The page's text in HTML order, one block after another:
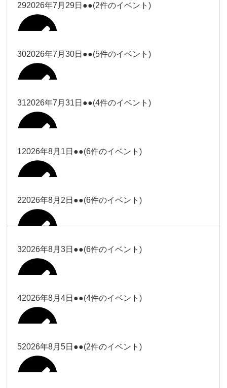
大西
小林
Close Close
小林
2026年7月27日
松本（9時
Close
松本（9時ー18時）
2026年7月27日
関谷（17-
冨田（17
時）
Close Close
2026年7月28日
塩川
Close Close
塩川
2026年7月28日
大西（9時
ー18時）
大西（9時ー18時）
292026年7月29日 ●●(2件のイベント)
冨田
冨田
塩川
Close Close
塩川
2026年7月29日
302026年7月30日 ●●(5件のイベント)
冨田
冨田
塩川（9時
ー18時）
Close Close
塩川（9時ー18時）
2026年7月30日
312026年7月31日 ●●(4件のイベント)
塩川
塩川
松本（9時
ー18時）
Close Close
松本（9時ー18時）
2026年7月31日
12026年8月1日 ●●(6件のイベント)
塩川（9時
Close Close
塩川（9時ー18時）
2026年8月1日
大西
Close Close
22026年8月2日 ●●(6件のイベント)
大西
大西
32026年8月3日 ●●(6件のイベント)
大西
大西
42026年8月4日 ●●(4件のイベント)
冨田（17
52026年8月5日 ●●(2件のイベント)